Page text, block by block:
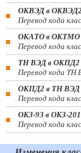
ОКВЭД в ОКВЭД2
Перевод кода
ОКАТО в ОКТМО
Перевод кода
ТН ВЭД в ОКПД2
Перевод кода ТН
ОКПД2 в ТН ВЭД
Перевод кода
ОКЗ-93 в ОКЗ-
Перевод кода